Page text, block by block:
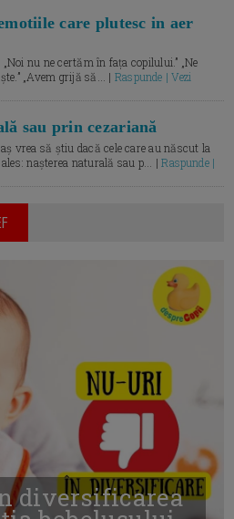
care plutesc in aer
nu ne certăm în fața copilului.” „Ne
„Avem grijă să... | Raspunde | Vezi
sau prin cezariană
vrea să știu dacă cele care au născut la
ales: nașterea naturală sau p... |Raspunde |
diversificarea